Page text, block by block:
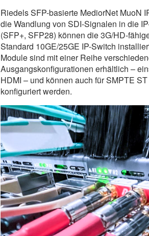
Riedels SFP-basierte MediorNet MuoN
die Wandlung von SDI-Signalen in die
(SFP+, SFP28) können die 3G/HD-
Standard 10GE/25GE IP-Switch
Module sind mit einer Reihe
Ausgangskonfigurationen erhältlich –
HDMI – und können auch für SMPTE
konfiguriert werden.